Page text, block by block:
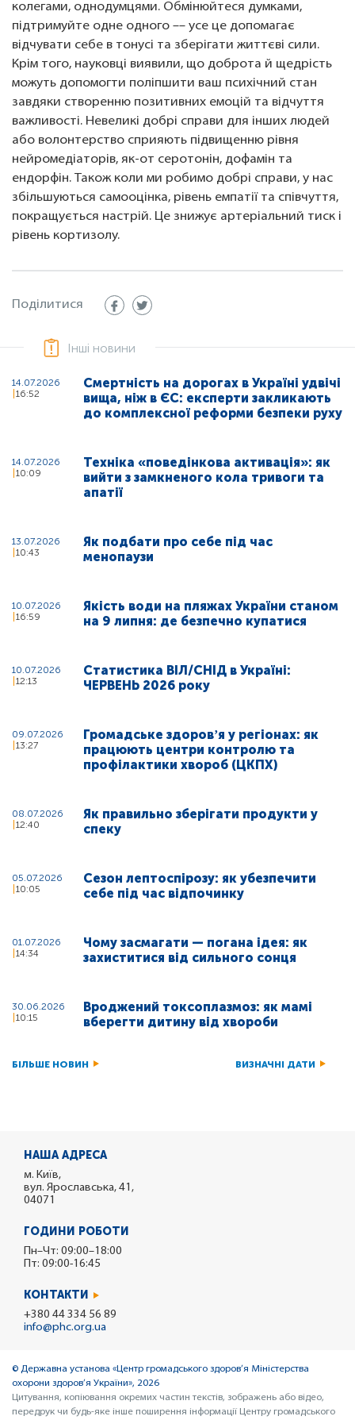
колегами, однодумцями. Обмінюйтеся думками,
підтримуйте одне одного –– усе це допомагає
відчувати себе в тонусі та зберігати життєві сили.
Крім того, науковці виявили, що доброта й щедрість
можуть допомогти поліпшити ваш психічний стан
завдяки створенню позитивних емоцій та відчуття
важливості. Невеликі добрі справи для інших людей
або волонтерство сприяють підвищенню рівня
нейромедіаторів, як-от серотонін, дофамін та
ендорфін. Також коли ми робимо добрі справи, у нас
збільшуються самооцінка, рівень емпатії та співчуття,
покращується настрій. Це знижує артеріальний тиск і
рівень кортизолу.
Поділитися
Інші новини
14.07.2026
16:52
Смертність на дорогах в Україні удвічі
вища, ніж в ЄС: експерти закликають
до комплексної реформи безпеки руху
14.07.2026
10:09
Техніка «поведінкова активація»: як
вийти з замкненого кола тривоги та
апатії
13.07.2026
10:43
Як подбати про себе під час
менопаузи
10.07.2026
16:59
Якість води на пляжах України станом
на 9 липня: де безпечно купатися
10.07.2026
12:13
Статистика ВІЛ/СНІД в Україні:
ЧЕРВЕНЬ 2026 року
09.07.2026
13:27
Громадське здоровʼя у регіонах: як
працюють центри контролю та
профілактики хвороб (ЦКПХ)
08.07.2026
12:40
Як правильно зберігати продукти у
спеку
05.07.2026
10:05
Сезон лептоспірозу: як убезпечити
себе під час відпочинку
01.07.2026
14:34
Чому засмагати — погана ідея: як
захиститися від сильного сонця
30.06.2026
10:15
Вроджений токсоплазмоз: як мамі
вберегти дитину від хвороби
БІЛЬШЕ НОВИН ВИЗНАЧНІ ДАТИ
НАША АДРЕСА
м. Київ,
вул. Ярославська, 41,
04071
ГОДИНИ РОБОТИ
Пн–Чт: 09:00–18:00
Пт: 09:00-16:45
КОНТАКТИ
+380 44 334 56 89
info@phc.org.ua
© Державна установа «Центр громадського здоров’я Міністерства
охорони здоров’я України», 2026
Цитування, копіювання окремих частин текстів, зображень або відео,
передрук чи будь-яке інше поширення інформації Центру громадського